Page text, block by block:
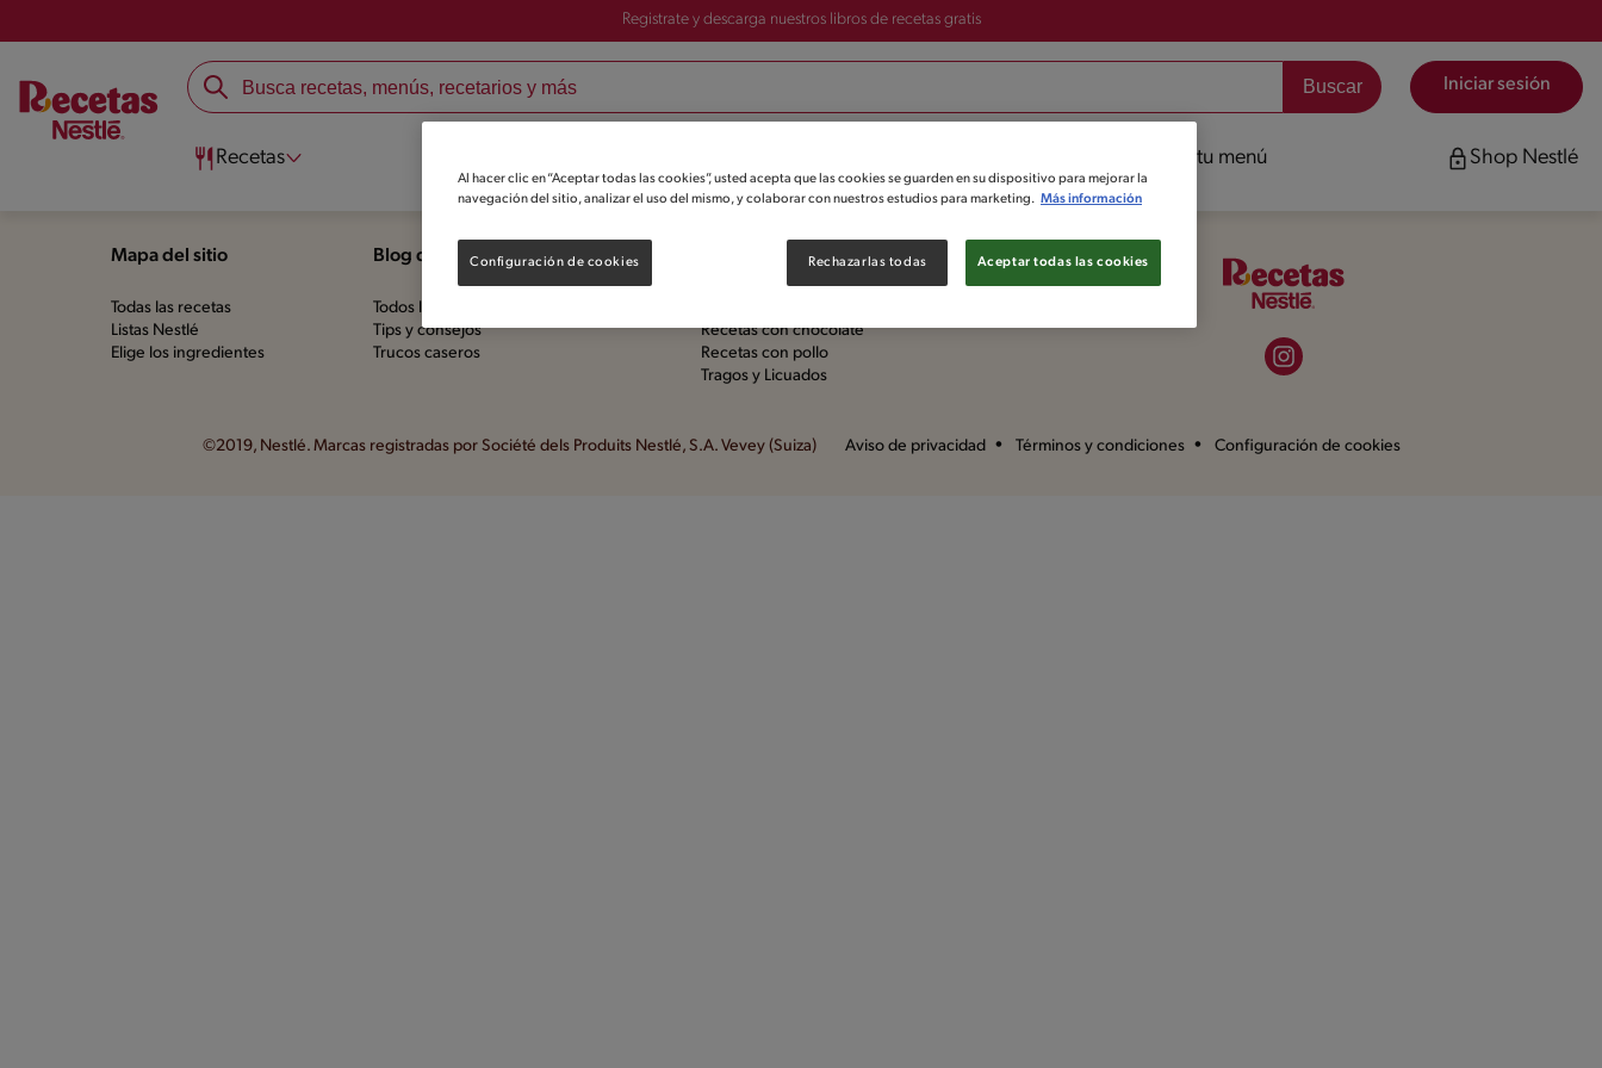
Registrate y descarga nuestros libros de recetas gratis
Iniciar sesión
Recetas Planificá tu menú Shop Nestlé
Mapa del sitio
Todas las recetas
Listas Nestlé
Elige los ingredientes
Blog de Escuela del Sabor
Todos los artículos
Tips y consejos
Trucos caseros
Categorias de Recetas
Recetas con chocolate
Recetas con pollo
Tragos y Licuados
©2019, Nestlé. Marcas registradas por Société dels Produits Nestlé, S.A. Vevey (Suiza) Aviso de privacidad Términos y condiciones Configuración de cookies
Al hacer clic en “Aceptar todas las cookies”, usted acepta que las cookies se guarden en su dispositivo para mejorar la
navegación del sitio, analizar el uso del mismo, y colaborar con nuestros estudios para marketing. Más información
Rechazarlas todas Aceptar todas las cookies
Configuración de cookies